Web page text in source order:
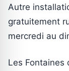
Autre
gratuitement
mercredi au
Les Fontaines